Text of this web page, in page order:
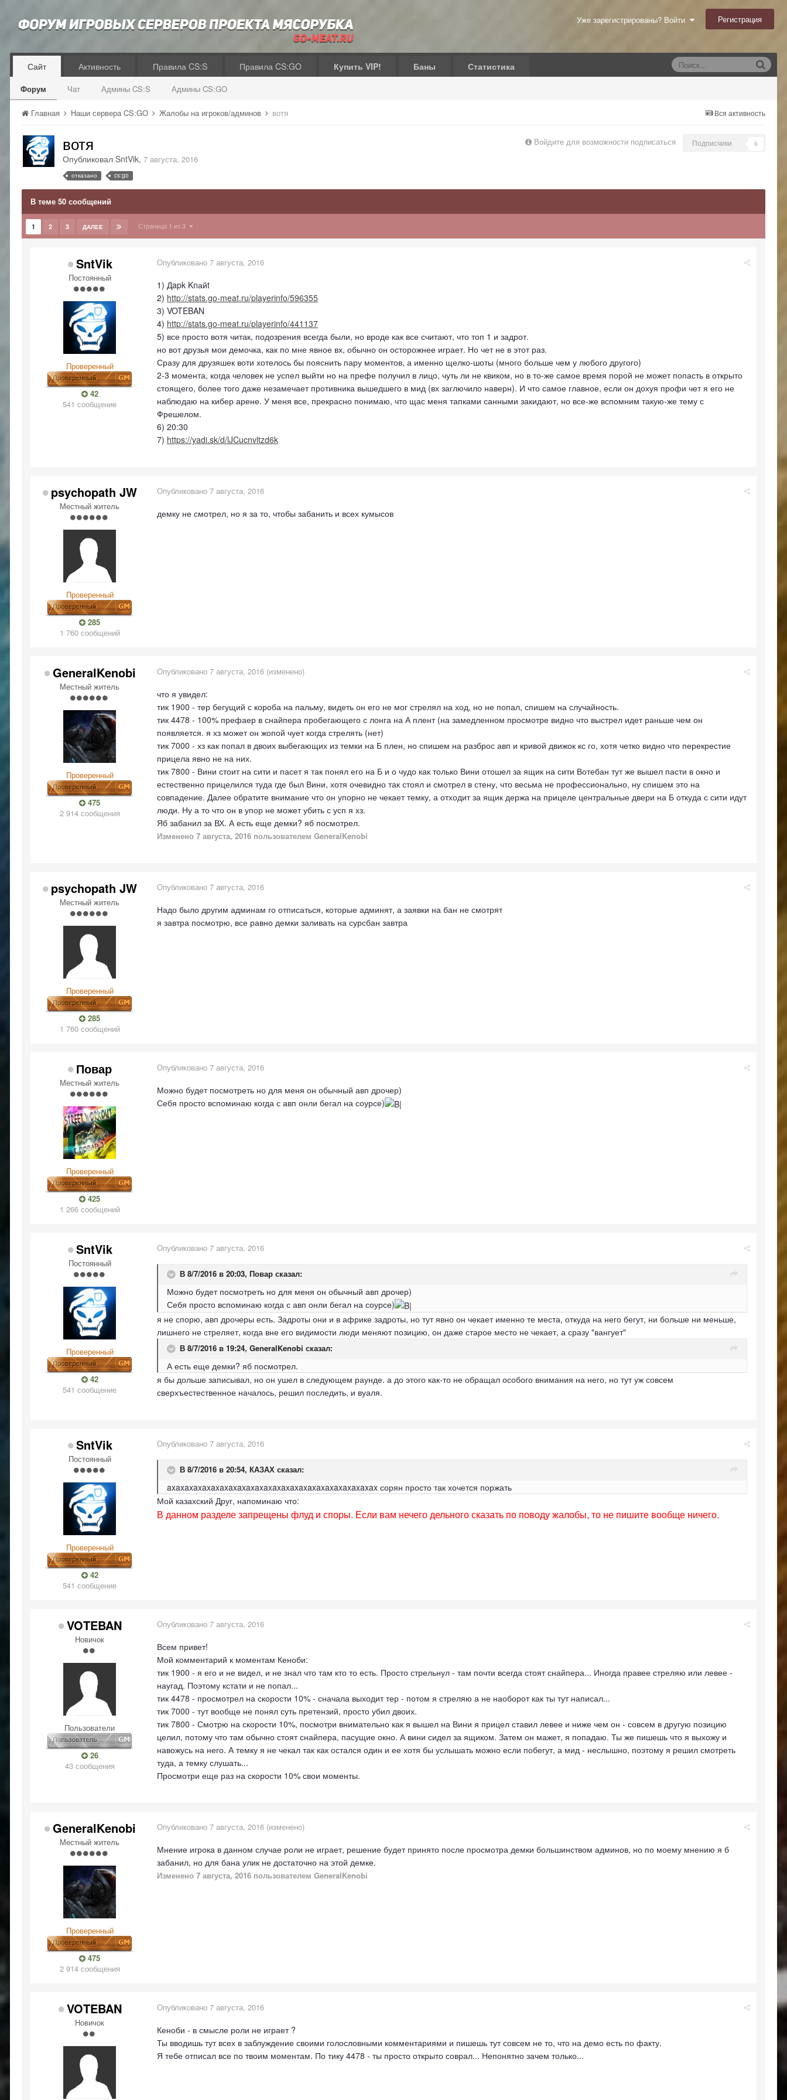
Уже зарегистрированы? Войти Регистрация
Сайт
Форум Чат Админы CS:S Админы CS:GO
Активность Правила CS:S Правила CS:GO Купить VIP! Баны Статистика
Вся активность
Главная Наши сервера CS:GO Жалобы на игроков/админов вотя
Войдите для возможности подписаться Подписчики 0
вотя
Опубликовал SntVik, 7 августа, 2016
отказано cs:go
В теме 50 сообщений
1 2 3 ДАЛЕЕ Страница 1 из 3
SntVik
Постоянный
Проверенный
42
541 сообщение
Опубликовано 7 августа, 2016
1) Дapk Knайt
2) http://stats.go-meat.ru/playerinfo/596355
3) VOTEBAN
4) http://stats.go-meat.ru/playerinfo/441137
5) все просто вотя читак, подозрения всегда были, но вроде как все считают, что топ 1 и задрот.
но вот друзья мои демочка, как по мне явное вх, обычно он осторожнее играет. Но чет не в этот раз.
Сразу для друзяшек воти хотелось бы пояснить пару моментов, а именно щелко-шоты (много больше чем у любого другого)
2-3 момента, когда человек не успел выйти но на префе получил в лицо, чуть ли не квиком, но в то-же самое время порой не может попасть в открыто
стоящего, более того даже незамечает противника вышедшего в мид (вх заглючило наверн). И что самое главное, если он дохуя профи чет я его не
наблюдаю на кибер арене. У меня все, прекрасно понимаю, что щас меня тапками санными закидают, но все-же вспомним такую-же тему с
Фрешелом.
6) 20:30
7) https://yadi.sk/d/lJCucnvltzd6k
psychopath JW
Местный житель
Проверенный
285
1 760 сообщений
Опубликовано 7 августа, 2016
демку не смотрел, но я за то, чтобы забанить и всех кумысов
GeneralKenobi
Местный житель
Проверенный
475
2 914 сообщения
Опубликовано 7 августа, 2016 (изменено)
что я увидел:
тик 1900 - тер бегущий с короба на пальму, видеть он его не мог стрелял на ход, но не попал, спишем на случайность.
тик 4478 - 100% префаер в снайпера пробегающего с лонга на А плент (на замедленном просмотре видно что выстрел идет раньше чем он
появляется. я хз может он жопой чует когда стрелять (нет)
тик 7000 - хз как попал в двоих выбегающих из темки на Б плен, но спишем на разброс авп и кривой движок кс го, хотя четко видно что перекрестие
прицела явно не на них.
тик 7800 - Вини стоит на сити и пасет я так понял его на Б и о чудо как только Вини отошел за ящик на сити Вотебан тут же вышел пасти в окно и
естественно прицелился туда где был Вини, хотя очевидно так стоял и смотрел в стену, что весьма не профессионально, ну спишем это на
совпадение. Далее обратите внимание что он упорно не чекает темку, а отходит за ящик держа на прицеле центральные двери на Б откуда с сити идут
люди. Ну а то что он в упор не может убить с усп я хз.
Яб забанил за ВХ. А есть еще демки? яб посмотрел.
Изменено 7 августа, 2016 пользователем GeneralKenobi
psychopath JW
Местный житель
Проверенный
285
1 760 сообщений
Опубликовано 7 августа, 2016
Надо было другим админам го отписаться, которые админят, а заявки на бан не смотрят
я завтра посмотрю, все равно демки заливать на сурсбан завтра
Повар
Местный житель
Проверенный
425
1 266 сообщений
Опубликовано 7 августа, 2016
Можно будет посмотреть но для меня он обычный авп дрочер)
Себя просто вспоминаю когда с авп онли бегал на соурсе)
SntVik
Постоянный
Проверенный
42
541 сообщение
Опубликовано 7 августа, 2016
В 8/7/2016 в 20:03, Повар сказал:
Можно будет посмотреть но для меня он обычный авп дрочер)
Себя просто вспоминаю когда с авп онли бегал на соурсе)
я не спорю, авп дрочеры есть. Задроты они и в африке задроты, но тут явно он чекает именно те места, откуда на него бегут, ни больше ни меньше,
лишнего не стреляет, когда вне его видимости люди меняют позицию, он даже старое место не чекает, а сразу "вангует"
В 8/7/2016 в 19:24, GeneralKenobi сказал:
А есть еще демки? яб посмотрел.
я бы дольше записывал, но он ушел в следующем раунде. а до этого как-то не обращал особого внимания на него, но тут уж совсем
сверхъестественное началось, решил последить, и вуаля.
SntVik
Постоянный
Проверенный
42
541 сообщение
Опубликовано 7 августа, 2016
В 8/7/2016 в 20:54, КАЗАХ сказал:
axaxaxaxaxaxaxaxaxaxaxaxaxaxaxaxaxaxaxaxaxaxaxax сорян просто так хочется поржать
Мой казахский Друг, напоминаю что:
В данном разделе запрещены флуд и споры. Если вам нечего дельного сказать по поводу жалобы, то не пишите вообще ничего.
VOTEBAN
Новичок
Пользователи
26
43 сообщения
Опубликовано 7 августа, 2016
Всем привет!
Мой комментарий к моментам Кеноби:
тик 1900 - я его и не видел, и не знал что там кто то есть. Просто стрельнул - там почти всегда стоят снайпера... Иногда правее стреляю или левее -
наугад. Поэтому кстати и не попал...
тик 4478 - просмотрел на скорости 10% - сначала выходит тер - потом я стреляю а не наоборот как ты тут написал...
тик 7000 - тут вообще не понял суть претензий, просто убил двоих.
тик 7800 - Смотрю на скорости 10%, посмотри внимательно как я вышел на Вини я прицел ставил левее и ниже чем он - совсем в другую позицию
целил, потому что там обычно стоят снайпера, пасущие окно. А вини сидел за ящиком. Затем он мажет, я попадаю. Ты же пишешь что я выхожу и
навожусь на него. А темку я не чекал так как остался один и ее хотя бы услышать можно если побегут, а мид - неслышно, поэтому я решил смотреть
туда, а темку слушать...
Просмотри еще раз на скорости 10% свои моменты.
GeneralKenobi
Местный житель
Проверенный
475
2 914 сообщения
Опубликовано 7 августа, 2016 (изменено)
Мнение игрока в данном случае роли не играет, решение будет принято после просмотра демки большинством админов, но по моему мнению я б
забанил, но для бана улик не достаточно на этой демке.
Изменено 7 августа, 2016 пользователем GeneralKenobi
VOTEBAN
Новичок
Опубликовано 7 августа, 2016
Кеноби - в смысле роли не играет ?
Ты вводишь тут всех в заблуждение своими голословными комментариями и пишешь тут совсем не то, что на демо есть по факту.
Я тебе отписал все по твоим моментам. По тику 4478 - ты просто открыто соврал... Непонятно зачем только...